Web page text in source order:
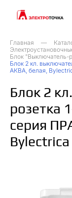
Главная
Блок "Выключатель-
Блок 2 кл.
АКВА, белая,
Блок 2
розетка
серия